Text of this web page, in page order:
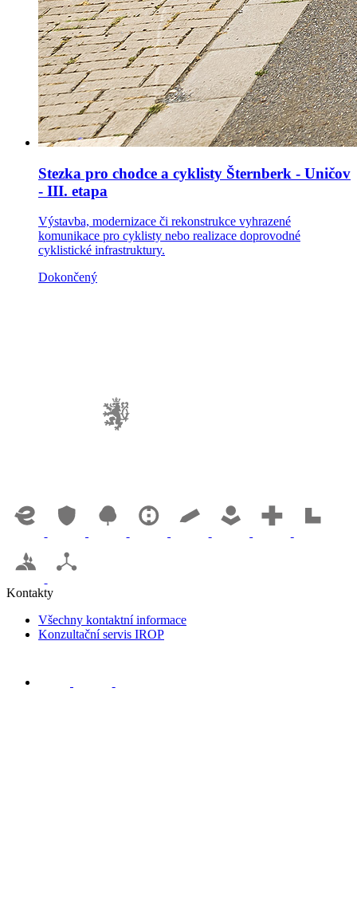
Stezka pro chodce a cyklisty Šternberk - Uničov
- III. etapa
Výstavba, modernizace či rekonstrukce vyhrazené
komunikace pro cyklisty nebo realizace doprovodné
cyklistické infrastruktury.
Dokončený
Kontakty
Všechny kontaktní informace
Konzultační servis IROP